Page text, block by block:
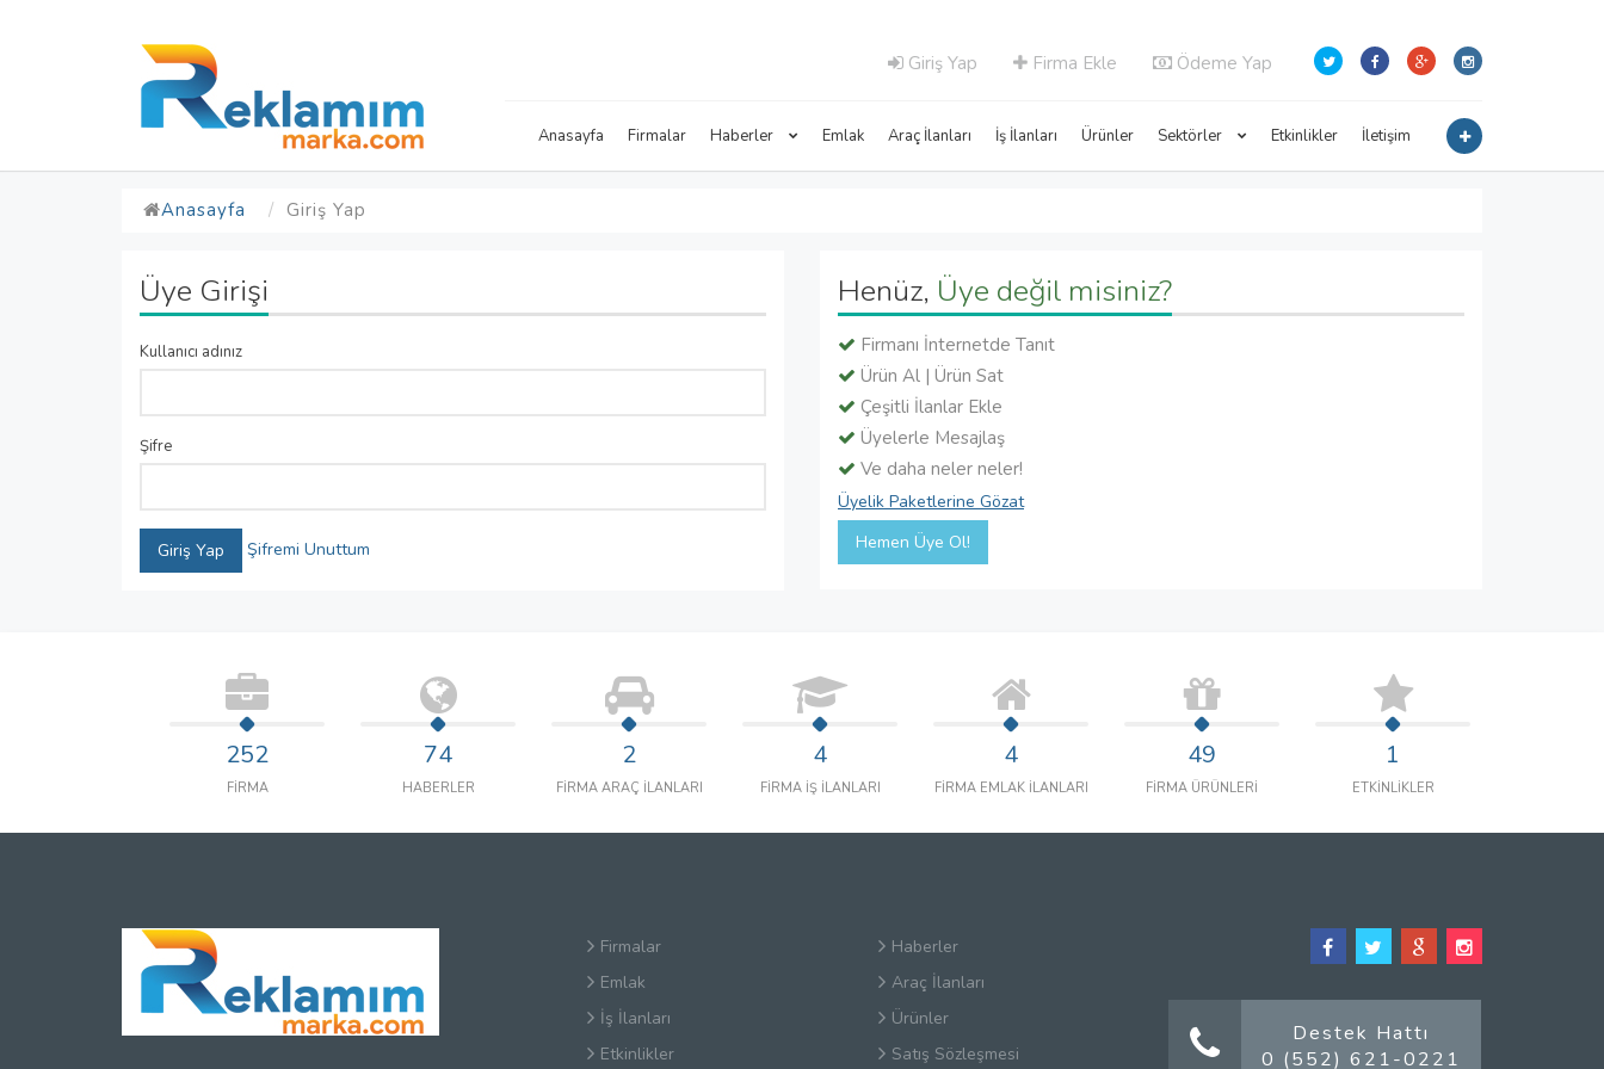
Giriş Yap Firma Ekle Ödeme Yap
Anasayfa Firmalar Haberler Emlak Araç İlanları İş İlanları Ürünler Sektörler Etkinlikler İletişim
Anasayfa Giriş Yap
Üye Girişi
Kullanıcı adınız
Şifre
Giriş Yap Şifremi Unuttum
Henüz, Üye değil misiniz?
Firmanı İnternetde Tanıt
Ürün Al | Ürün Sat
Çeşitli İlanlar Ekle
Üyelerle Mesajlaş
Ve daha neler neler!
Üyelik Paketlerine Gözat
Hemen Üye Ol!
252
FİRMA
74
HABERLER
2
FİRMA ARAÇ İLANLARI
4
FİRMA İŞ İLANLARI
4
FİRMA EMLAK İLANLARI
49
FİRMA ÜRÜNLERİ
1
ETKİNLİKLER
Firmalar
Haberler
Emlak
Araç İlanları
İş İlanları
Ürünler
Etkinlikler
Satış Sözleşmesi
Destek Hattı
0 (552) 621-0221